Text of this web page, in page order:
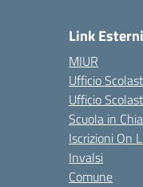
Link Esterni
MIUR
Ufficio
Ufficio
Scuola in
Iscrizioni On
Invalsi
Comune